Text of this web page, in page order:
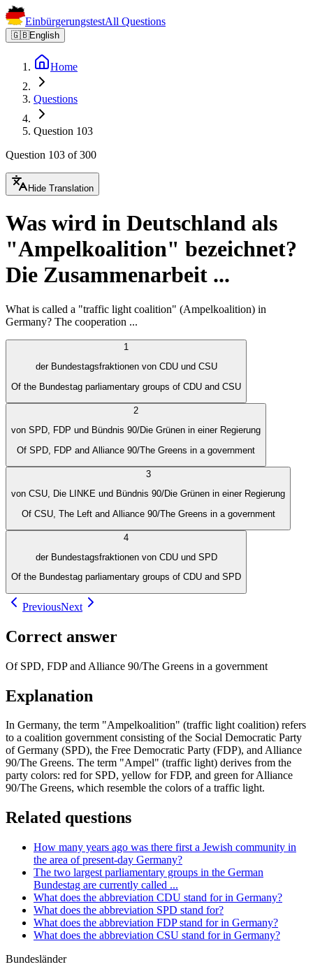
EinbürgerungstestAll Questions
🇬🇧English
Home
Questions
Question 103
Question 103 of 300
Hide Translation
Was wird in Deutschland als
"Ampelkoalition" bezeichnet?
Die Zusammenarbeit ...
What is called a "traffic light coalition" (Ampelkoalition) in
Germany? The cooperation ...
1
der Bundestagsfraktionen von CDU und CSU
Of the Bundestag parliamentary groups of CDU and CSU
2
von SPD, FDP und Bündnis 90/Die Grünen in einer Regierung
Of SPD, FDP and Alliance 90/The Greens in a government
3
von CSU, Die LINKE und Bündnis 90/Die Grünen in einer Regierung
Of CSU, The Left and Alliance 90/The Greens in a government
4
der Bundestagsfraktionen von CDU und SPD
Of the Bundestag parliamentary groups of CDU and SPD
PreviousNext
Correct answer
Of SPD, FDP and Alliance 90/The Greens in a government
Explanation
In Germany, the term "Ampelkoalition" (traffic light coalition) refers
to a coalition government consisting of the Social Democratic Party
of Germany (SPD), the Free Democratic Party (FDP), and Alliance
90/The Greens. The term "Ampel" (traffic light) derives from the
party colors: red for SPD, yellow for FDP, and green for Alliance
90/The Greens, which resemble the colors of a traffic light.
Related questions
How many years ago was there first a Jewish community in
the area of present-day Germany?
The two largest parliamentary groups in the German
Bundestag are currently called ...
What does the abbreviation CDU stand for in Germany?
What does the abbreviation SPD stand for?
What does the abbreviation FDP stand for in Germany?
What does the abbreviation CSU stand for in Germany?
Bundesländer